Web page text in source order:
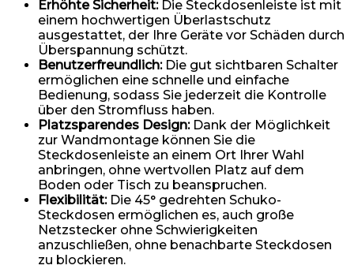
Erhöhte Sicherheit:Die Steckdosenleiste ist mit
einem hochwertigen Überlastschutz
ausgestattet, der Ihre Geräte vor Schäden durch
Überspannung schützt.
Benutzerfreundlich:Die gut sichtbaren Schalter
ermöglichen eine schnelle und einfache
Bedienung, sodass Sie jederzeit die Kontrolle
über den Stromfluss haben.
Platzsparendes Design:Dank der Möglichkeit
zur Wandmontage können Sie die
Steckdosenleiste an einem Ort Ihrer Wahl
anbringen, ohne wertvollen Platz auf dem
Boden oder Tisch zu beanspruchen.
Flexibilität:Die 45° gedrehten Schuko-
Steckdosen ermöglichen es, auch große
Netzstecker ohne Schwierigkeiten
anzuschließen, ohne benachbarte Steckdosen
zu blockieren.